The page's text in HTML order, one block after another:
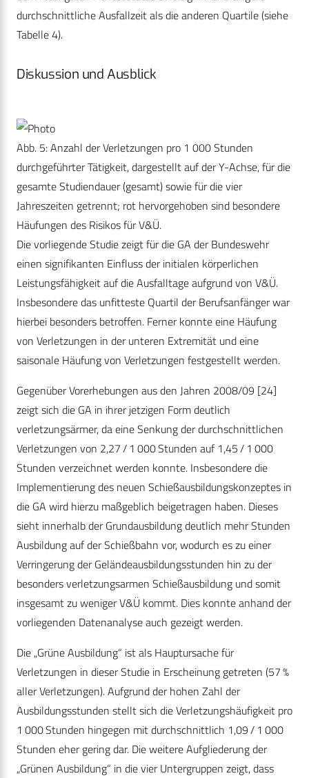
durchschnittliche Ausfallzeit als die anderen Quartile (siehe
Tabelle 4).
Diskussion und Ausblick
Abb. 5: Anzahl der Verletzungen pro 1 000 Stunden
durchgeführter Tätigkeit, dargestellt auf der Y-Achse, für die
gesamte Studiendauer (gesamt) sowie für die vier
Jahreszeiten getrennt; rot hervorgehoben sind besondere
Häufungen des Risikos für V&Ü.
Die vorliegende Studie zeigt für die GA der Bundeswehr
einen signifikanten Einfluss der initialen körperlichen
Leistungsfähigkeit auf die Ausfalltage aufgrund von V&Ü.
Insbesondere das unfitteste Quartil der Berufsanfänger war
hierbei besonders betroffen. Ferner konnte eine Häufung
von Verletzungen in der unteren Extremität und eine
saisonale Häufung von Verletzungen festgestellt werden.
Gegenüber Vorerhebungen aus den Jahren 2008/09 [24]
zeigt sich die GA in ihrer jetzigen Form deutlich
verletzungsärmer, da eine Senkung der durchschnittlichen
Verletzungen von 2,27 / 1 000 Stunden auf 1,45 / 1 000
Stunden verzeichnet werden konnte. Insbesondere die
Implementierung des neuen Schießausbildungskonzeptes in
die GA wird hierzu maßgeblich beigetragen haben. Dieses
sieht innerhalb der Grundausbildung deutlich mehr Stunden
Ausbildung auf der Schießbahn vor, wodurch es zu einer
Verringerung der Geländeausbildungsstunden hin zu der
besonders verletzungsarmen Schießausbildung und somit
insgesamt zu weniger V&Ü kommt. Dies konnte anhand der
vorliegenden Datenanalyse auch gezeigt werden.
Die „Grüne Ausbildung“ ist als Hauptursache für
Verletzungen in dieser Studie in Erscheinung getreten (57 %
aller Verletzungen). Aufgrund der hohen Zahl der
Ausbildungsstunden stellt sich die Verletzungshäufigkeit pro
1 000 Stunden hingegen mit durchschnittlich 1,09 / 1 000
Stunden eher gering dar. Die weitere Aufgliederung der
„Grünen Ausbildung“ in die vier Untergruppen zeigt, dass